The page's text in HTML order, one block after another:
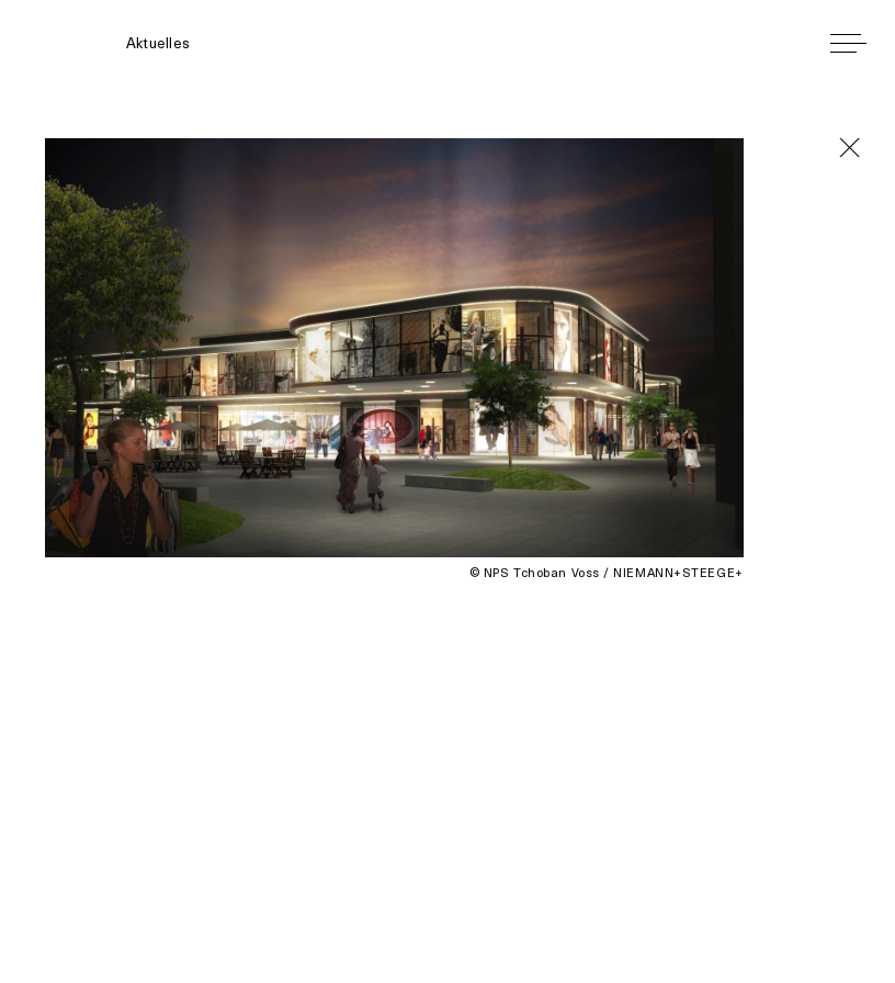
Aktuelles
© NPS Tchoban Voss / NIEMANN+STEEGE+